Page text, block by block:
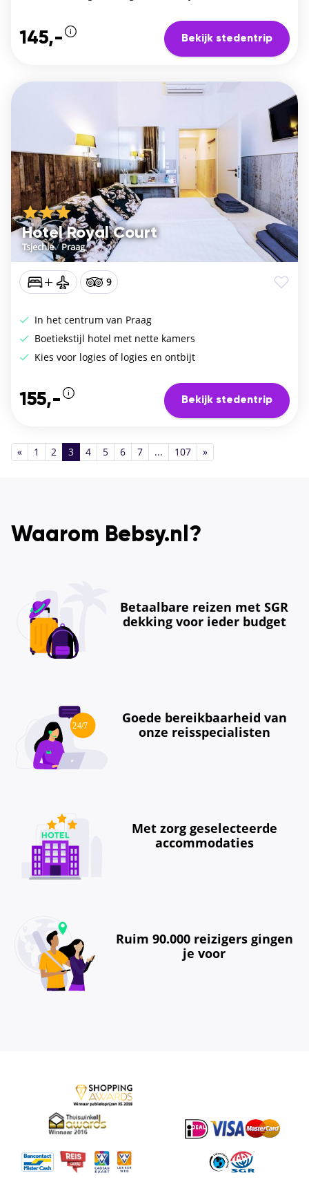
145,- Bekijk stedentrip
Hotel Royal Court
Tsjechie/Praag
9
In het centrum van Praag
Boetiekstijl hotel met nette kamers
Kies voor logies of logies en ontbijt
155,- Bekijk stedentrip
« 1 2 3 4 5 6 7 ... 107 »
Waarom Bebsy.nl?
Betaalbare reizen met SGR
dekking voor ieder budget
Goede bereikbaarheid van
onze reisspecialisten
Met zorg geselecteerde
accommodaties
Ruim 90.000 reizigers gingen
je voor